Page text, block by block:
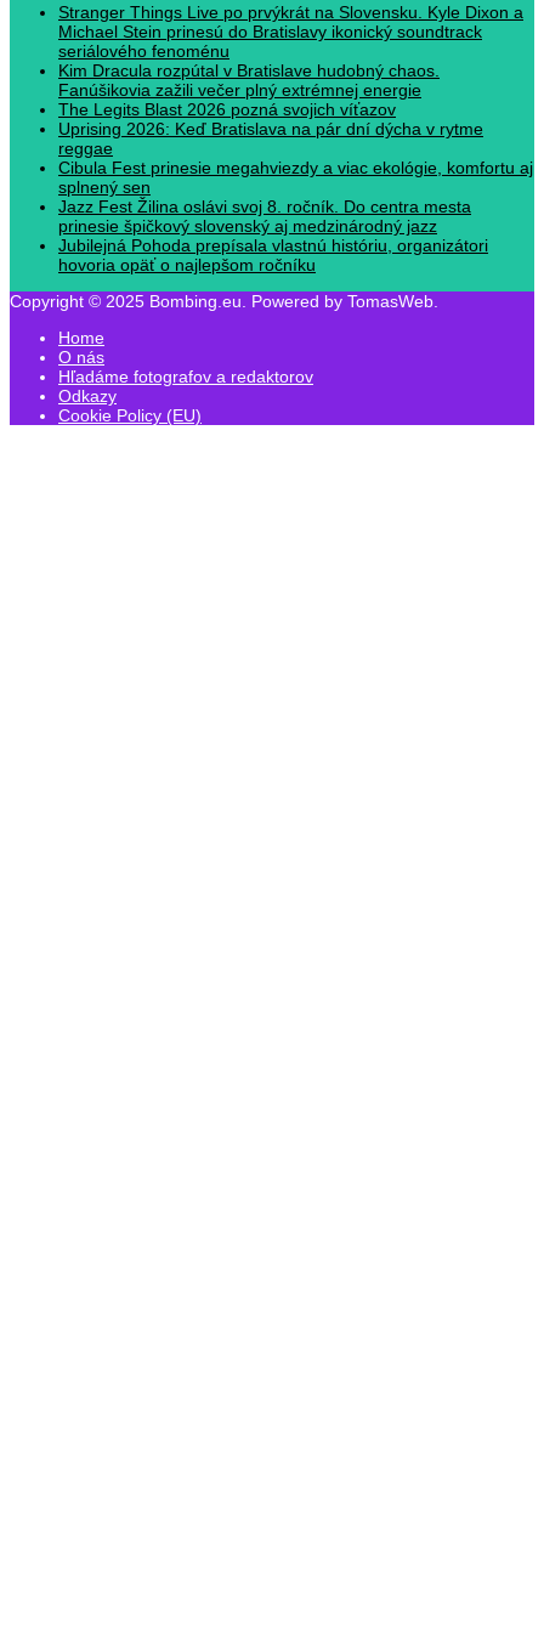
Stranger Things Live po prvýkrát na Slovensku. Kyle Dixon a
Michael Stein prinesú do Bratislavy ikonický soundtrack
seriálového fenoménu
Kim Dracula rozpútal v Bratislave hudobný chaos.
Fanúšikovia zažili večer plný extrémnej energie
The Legits Blast 2026 pozná svojich víťazov
Uprising 2026: Keď Bratislava na pár dní dýcha v rytme
reggae
Cibula Fest prinesie megahviezdy a viac ekológie, komfortu aj
splnený sen
Jazz Fest Žilina oslávi svoj 8. ročník. Do centra mesta
prinesie špičkový slovenský aj medzinárodný jazz
Jubilejná Pohoda prepísala vlastnú históriu, organizátori
hovoria opäť o najlepšom ročníku
Copyright © 2025 Bombing.eu. Powered by TomasWeb.
Home
O nás
Hľadáme fotografov a redaktorov
Odkazy
Cookie Policy (EU)